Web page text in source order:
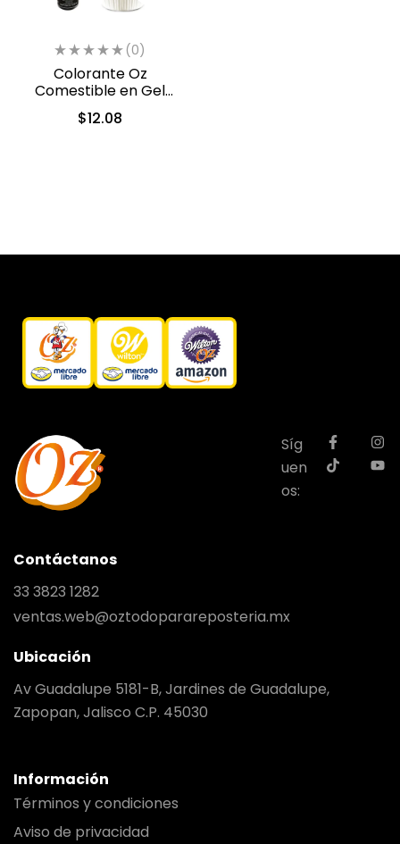
(0)
Colorante Oz
Comestible en Gel
Negro 10 ml (558)
$12.08
Síg
uen
os:
Contáctanos
33 3823 1282
ventas.web@oztodoparareposteria.mx
Ubicación
Av Guadalupe 5181-B, Jardines de Guadalupe,
Zapopan, Jalisco C.P. 45030
Información
Términos y condiciones
Aviso de privacidad